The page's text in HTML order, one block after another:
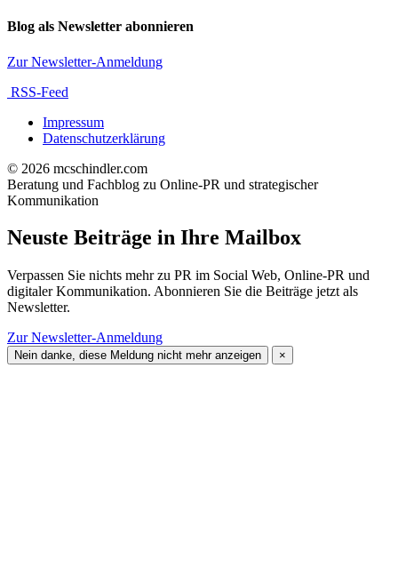
Blog als Newsletter abonnieren
Zur Newsletter-Anmeldung
RSS-Feed
Impressum
Datenschutzerklärung
© 2026 mcschindler.com
Beratung und Fachblog zu Online-PR und strategischer
Kommunikation
Neuste Beiträge in Ihre Mailbox
Verpassen Sie nichts mehr zu PR im Social Web, Online-PR und
digitaler Kommunikation. Abonnieren Sie die Beiträge jetzt als
Newsletter.
Zur Newsletter-Anmeldung
Nein danke, diese Meldung nicht mehr anzeigen ×